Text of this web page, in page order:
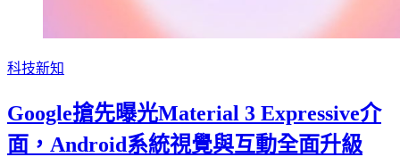
科技新知
Google搶先曝光Material 3 Expressive介
面，Android系統視覺與互動全面升級